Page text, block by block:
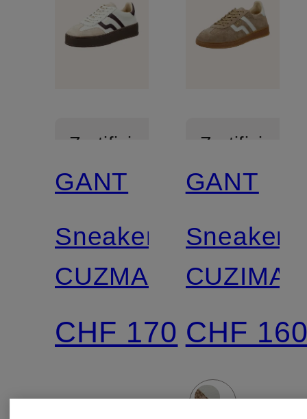
Zertifiziert
GANT
Sneaker
CUZMANI
CHF 170
Zertifiziert
GANT
Sneaker
CUZIMA
CHF